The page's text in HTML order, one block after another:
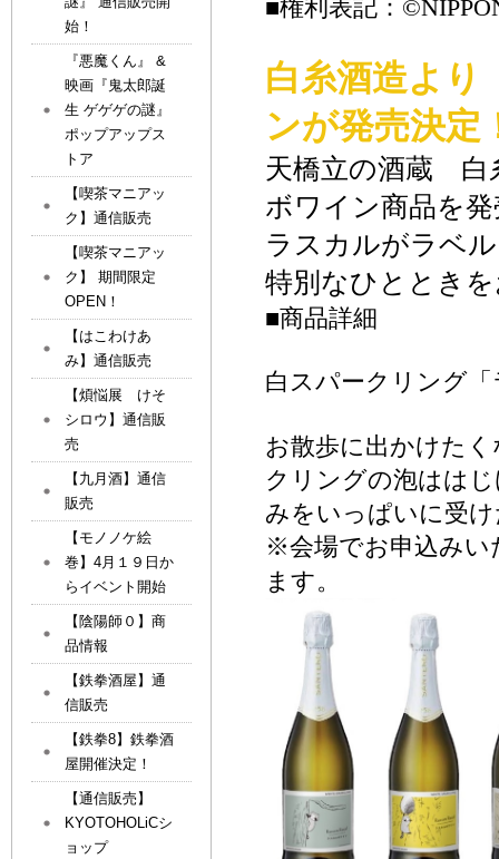
■権利表記：
白糸酒造より
ンが発売決定
天橋立の酒蔵 白
ボワイン商品を
ラスカルがラベ
特別なひととき
■商品詳細
白スパークリング
お散歩に出かけた
クリングの泡はは
みをいっぱいに受
※会場でお申込み
ます。
始！
『悪魔くん』 &
映画『鬼太郎誕
生 ゲゲゲの謎』
ポップアップス
トア
【喫茶マニアッ
ク】通信販売
【喫茶マニアッ
ク】 期間限定
OPEN！
【はこわけあ
み】通信販売
【煩悩展 けそ
シロウ】通信販
売
【九月酒】通信
販売
【モノノケ絵
巻】4月１９日か
らイベント開始
【陰陽師０】商
品情報
【鉄拳酒屋】通
信販売
【鉄拳8】鉄拳酒
屋開催決定！
【通信販売】
KYOTOHOLiCシ
ョップ